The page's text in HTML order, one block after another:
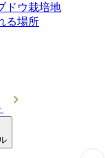
ドウ栽培地
る場所